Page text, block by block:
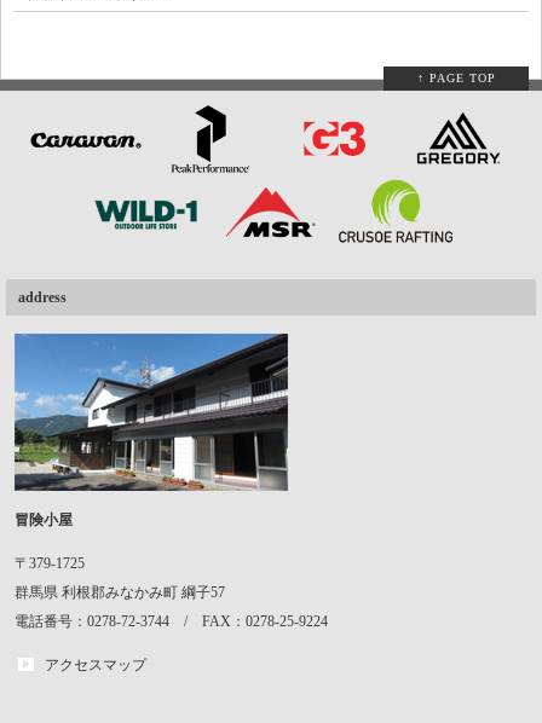
↑ PAGE TOP
address
冒険小屋
〒379-1725
群馬県 利根郡みなかみ町 綱子57
電話番号：0278-72-3744 / FAX：0278-25-9224
アクセスマップ